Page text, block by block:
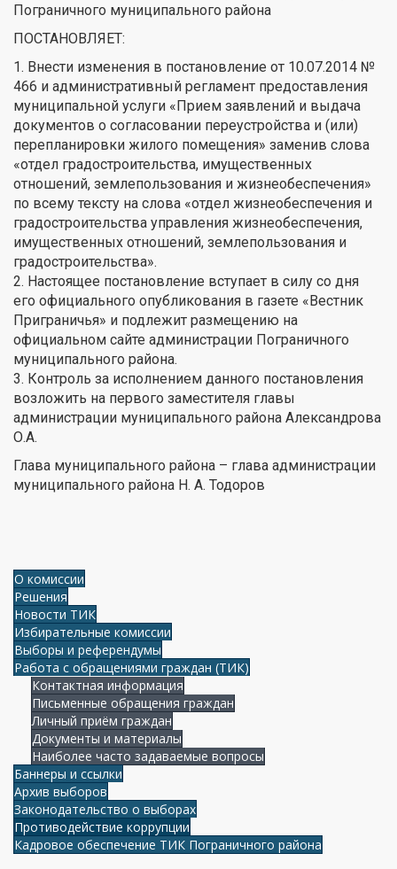
Пограничного муниципального района
ПОСТАНОВЛЯЕТ:
1. Внести изменения в постановление от 10.07.2014 №
466 и административный регламент предоставления
муниципальной услуги «Прием заявлений и выдача
документов о согласовании переустройства и (или)
перепланировки жилого помещения» заменив слова
«отдел градостроительства, имущественных
отношений, землепользования и жизнеобеспечения»
по всему тексту на слова «отдел жизнеобеспечения и
градостроительства управления жизнеобеспечения,
имущественных отношений, землепользования и
градостроительства».
2. Настоящее постановление вступает в силу со дня
его официального опубликования в газете «Вестник
Приграничья» и подлежит размещению на
официальном сайте администрации Пограничного
муниципального района.
3. Контроль за исполнением данного постановления
возложить на первого заместителя главы
администрации муниципального района Александрова
О.А.
Глава муниципального района – глава администрации
муниципального района Н. А. Тодоров
О комиссии
Решения
Новости ТИК
Избирательные комиссии
Выборы и референдумы
Работа с обращениями граждан (ТИК)
Контактная информация
Письменные обращения граждан
Личный приём граждан
Документы и материалы
Наиболее часто задаваемые вопросы
Баннеры и ссылки
Архив выборов
Законодательство о выборах
Противодействие коррупции
Кадровое обеспечение ТИК Пограничного района